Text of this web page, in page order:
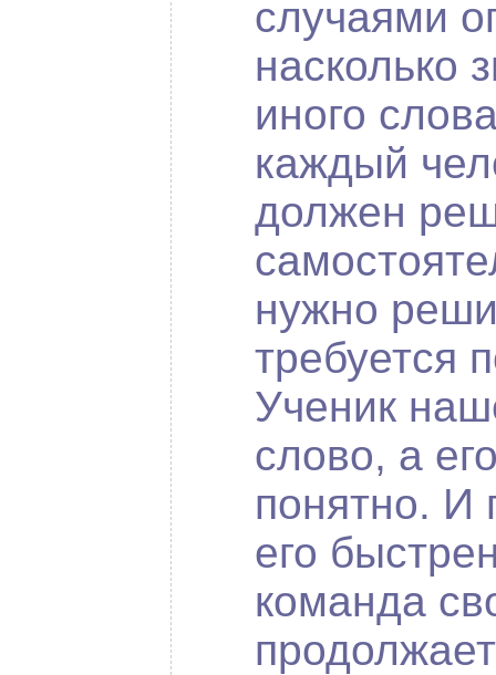
случаями
насколько
иного
каждый
должен
нужно
требуется
Ученик
слово, а
понятно. И
его
команда